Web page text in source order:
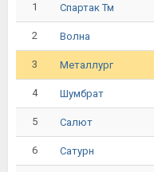
1 Спартак Тм
2 Волна
3 Металлург
4 Шумбрат
5 Салют
6 Сатурн